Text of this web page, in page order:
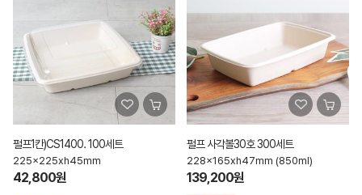
펄프1칸)CS1400. 100세트
225x225xh45mm
42,800원
펄프 사각볼30호 300세트
228x165xh47mm (850ml)
139,200원